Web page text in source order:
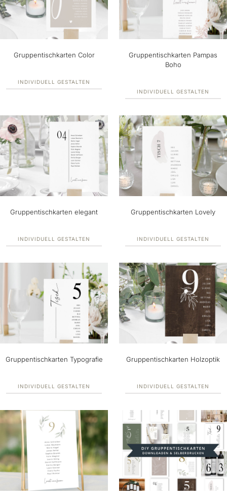
Gruppentischkarten Color
INDIVIDUELL GESTALTEN
Gruppentischkarten Pampas
Boho
INDIVIDUELL GESTALTEN
Gruppentischkarten elegant
INDIVIDUELL GESTALTEN
Gruppentischkarten Lovely
INDIVIDUELL GESTALTEN
Gruppentischkarten Typografie
INDIVIDUELL GESTALTEN
Gruppentischkarten Holzoptik
INDIVIDUELL GESTALTEN